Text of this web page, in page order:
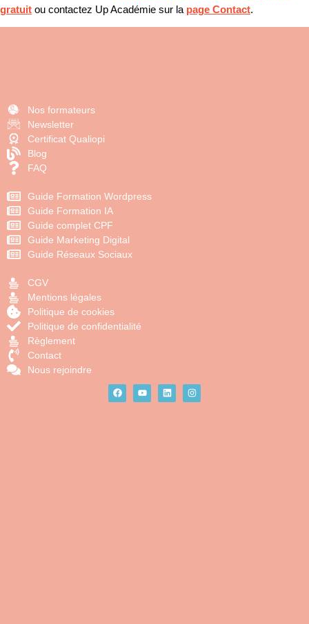
gratuit ou contactez Up Académie sur la page Contact.
Nos formateurs
Newsletter
Certificat Qualiopi
Blog
FAQ
Guide Formation Wordpress
Guide Formation IA
Guide complet CPF
Guide Marketing Digital
Guide Réseaux Sociaux
CGV
Mentions légales
Politique de cookies
Politique de confidentialité
Règlement
Contact
Nous rejoindre